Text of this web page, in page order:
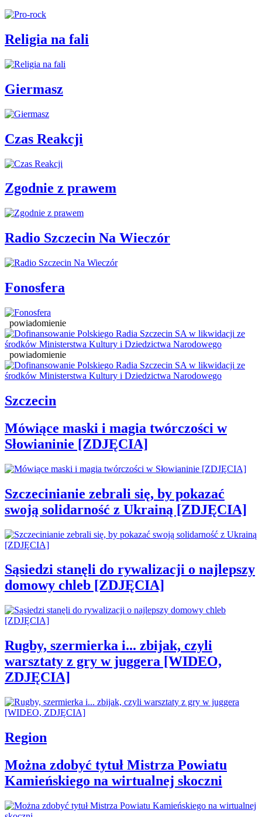
Religia na fali
Giermasz
Czas Reakcji
Zgodnie z prawem
Radio Szczecin Na Wieczór
Fonosfera
powiadomienie
powiadomienie
Szczecin
Mówiące maski i magia twórczości w
Słowianinie [ZDJĘCIA]
Szczecinianie zebrali się, by pokazać
swoją solidarność z Ukrainą [ZDJĘCIA]
Sąsiedzi stanęli do rywalizacji o najlepszy
domowy chleb [ZDJĘCIA]
Rugby, szermierka i... zbijak, czyli
warsztaty z gry w juggera [WIDEO,
ZDJĘCIA]
Region
Można zdobyć tytuł Mistrza Powiatu
Kamieńskiego na wirtualnej skoczni